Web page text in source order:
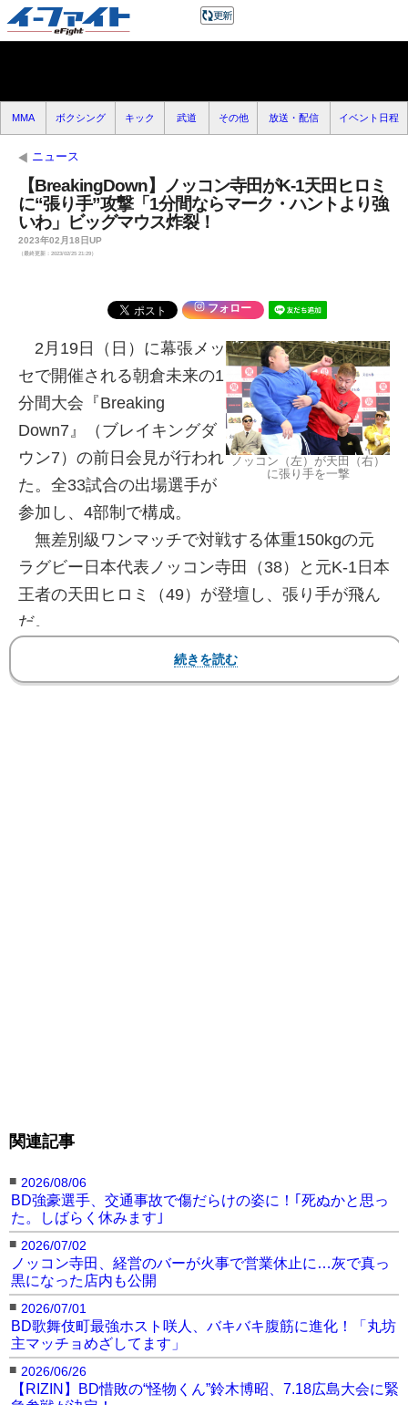
MMA ボクシング キック 武道 その他 放送・配信 イベント日程
ニュース
【BreakingDown】ノッコン寺田がK-1天田ヒロミ
に“張り手”攻撃「1分間ならマーク・ハントより強
いわ」ビッグマウス炸裂！
2023年02月18日UP
（最終更新：2023/02/25 21:29）
フォロー
ノッコン（左）が天田（右）
に張り手を一撃
2月19日（日）に幕張メッ
セで開催される朝倉未来の1
分間大会『Breaking
Down7』（ブレイキングダ
ウン7）の前日会見が行われ
た。全33試合の出場選手が
参加し、4部制で構成。
無差別級ワンマッチで対戦する体重150kgの元
ラグビー日本代表ノッコン寺田（38）と元K-1日本
王者の天田ヒロミ（49）が登壇し、張り手が飛ん
だ。
【フォト＆動画】ノッコンが天田に張り手をヒッ
関連記事
■ 2026/08/06
BD強豪選手、交通事故で傷だらけの姿に！｢死ぬかと思っ
た。しばらく休みます｣
■ 2026/07/02
ノッコン寺田、経営のバーが火事で営業休止に…灰で真っ
黒になった店内も公開
■ 2026/07/01
BD歌舞伎町最強ホスト咲人、バキバキ腹筋に進化！「丸坊
主マッチョめざしてます」
■ 2026/06/26
【RIZIN】BD惜敗の“怪物くん”鈴木博昭、7.18広島大会に緊